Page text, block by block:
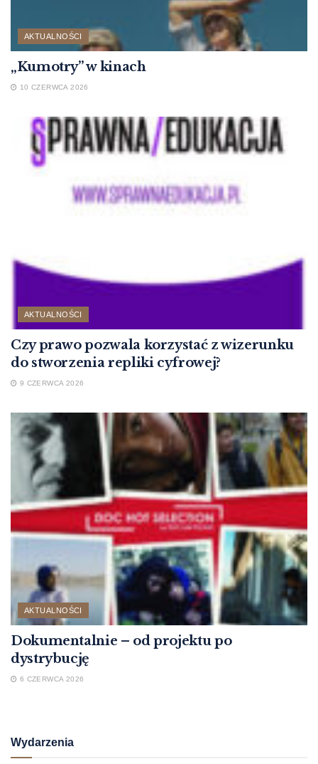
AKTUALNOŚCI
„Kumotry” w kinach
10 CZERWCA 2026
AKTUALNOŚCI
Czy prawo pozwala korzystać z wizerunku
do stworzenia repliki cyfrowej?
9 CZERWCA 2026
AKTUALNOŚCI
Dokumentalnie – od projektu po
dystrybucję
6 CZERWCA 2026
Wydarzenia